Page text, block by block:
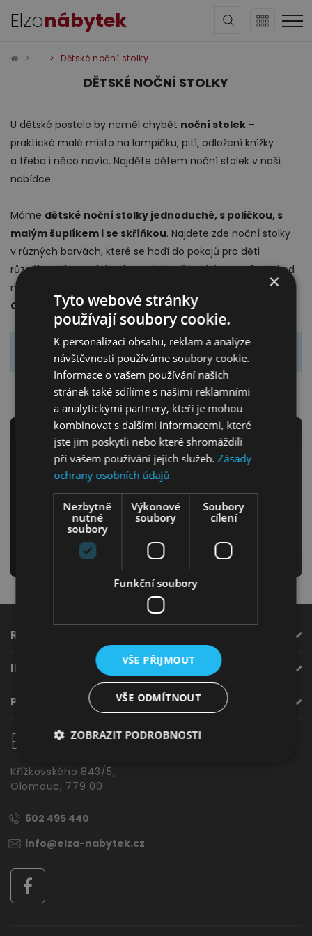
Elzanábytek
Sedací soupravy
Ložnice
Dětský nábytek
Jídelna
Dětské noční stolky
DĚTSKÉ NOČNÍ STOLKY
U dětské postele by neměl chybět noční stolek –
praktické malé místo na lampičku, pití, odložení knížky
a třeba i něco navíc. Najděte dětem noční stolek v naší
nabídce.
Máme dětské noční stolky jednoduché, s poličkou, s
malým šuplíkem i se skříňkou. Najdete zde noční stolky
v různých barvách, které se hodí do pokojů pro děti
různého věku. Stolek tak v pokoji může plnit svou funkci od
malička až po teenagerovský věk.
Celý text
Seznam výsledků je prázdný.
Newsletter
Odebírejte náš newsletter
a už nikdy Vám neunikne žádná novinka či akce!
ROZCESTNÍK
INFORMACE
PODPORA
Elza nábytek
Křížkovského 843/5,
Olomouc, 779 00
602 495 440
info@elza-nabytek.cz
×
Tyto webové stránky
používají soubory cookie.
K personalizaci obsahu, reklam a analýze
návštěvnosti používáme soubory cookie.
Informace o vašem používání našich
stránek také sdílíme s našimi reklamními
a analytickými partnery, kteří je mohou
kombinovat s dalšími informacemi, které
jste jim poskytli nebo které shromáždili
při vašem používání jejich služeb.Zásady
ochrany osobních údajů
Nezbytně
nutné
soubory
Výkonové
soubory
Soubory
cílení
Funkční soubory
VŠE PŘIJMOUT
VŠE ODMÍTNOUT
ZOBRAZIT PODROBNOSTI